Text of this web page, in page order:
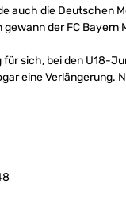
auch die Deutschen
der FC Bayern
sich, bei den U18-
eine Verlängerung.